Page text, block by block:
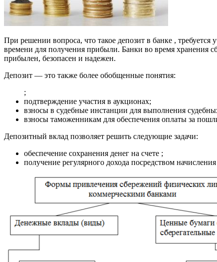
При решении вопроса, что такое депозит в банке ,
времени для получения прибыли. Банки во время хранения
прибылен, безопасен и надежен.
Депозит — это также более обобщенные понятия:
;
подтверждение участия в аукционах;
взносы в судебные инстанции для выполнения
взносы таможенникам для обеспечения оплаты за
Депозитный вклад позволяет решить следующие задачи:
обеспечение сохранения денег на счете ;
получение регулярного дохода посредством